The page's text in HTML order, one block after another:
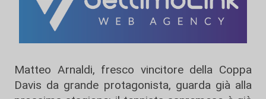
Matteo Arnaldi, fresco vincitore della Coppa
Davis da grande protagonista, guarda già alla